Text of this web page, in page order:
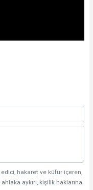
hakaret ve küfür içeren,
aykırı, kişilik haklarına